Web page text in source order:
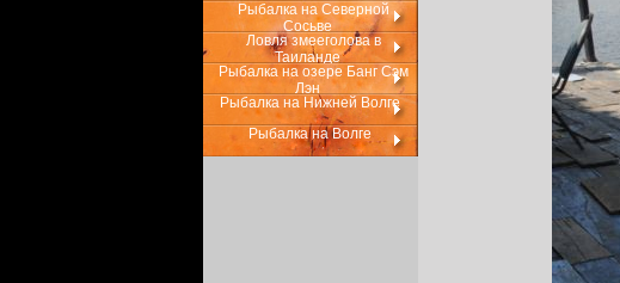
Рыбалка на Северной
Сосьве
Ловля змееголова в
Таиланде
Рыбалка на озере Банг Сэм
Лэн
Рыбалка на Нижней Волге
Рыбалка на Волге